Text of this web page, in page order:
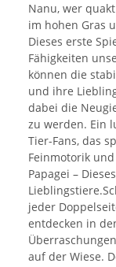
Nanu, wer
im hohen Gras
Dieses erste
Fähigkeiten
können die
und ihre
dabei die
zu werden. Ein
Tier-Fans, das
Feinmotorik
Papagei –
jeder
entdecken in
auf der Wiese.